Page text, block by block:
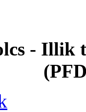
- Illik